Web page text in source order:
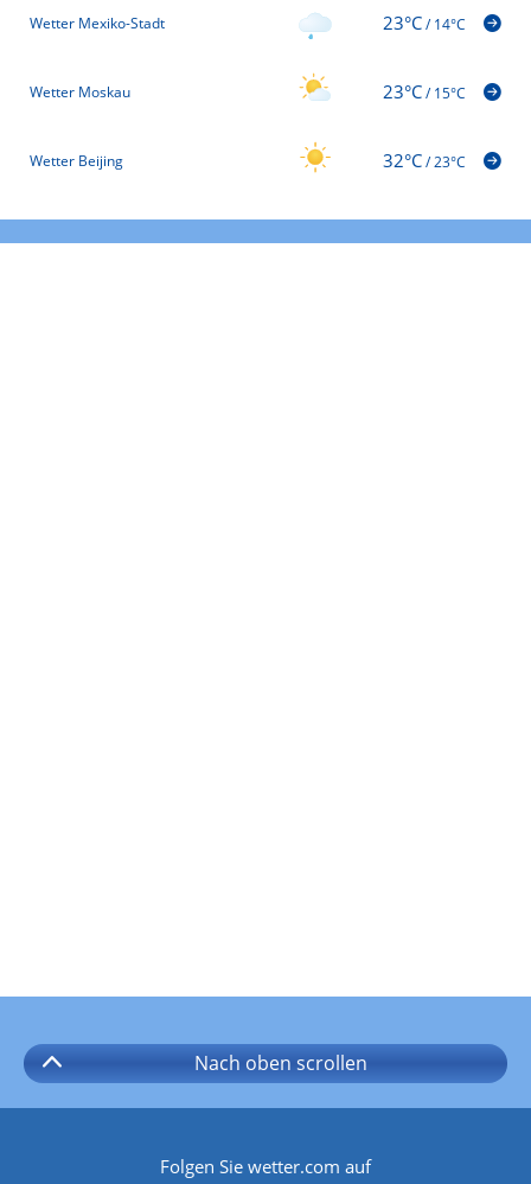
Wetter Mexiko-Stadt 23°C/14°C
Wetter Moskau 23°C/15°C
Wetter Beijing 32°C/23°C
Nach oben scrollen
Folgen Sie wetter.com auf